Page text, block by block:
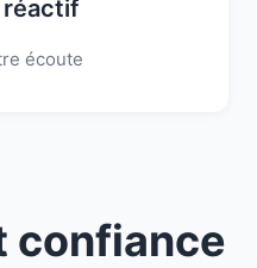
écoute
confiance